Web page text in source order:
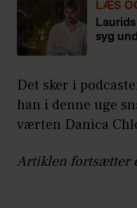
LÆS
syg
Det sker i
han i denne uge
værten Danica
Artiklen fortsætter